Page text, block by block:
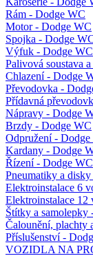
Rám - Dodge WC
Motor - Dodge WC
Spojka - Dodge
Výfuk - Dodge WC
Palivová soustava
Chlazení - Dodge
Převodovka -
Přídavná
Nápravy - Dodge
Brzdy - Dodge WC
Odpružení - Dodge
Kardany - Dodge
Řízení - Dodge WC
Pneumatiky a
Elektroinstalace 6
Elektroinstalace
Štítky a samolepky
Čalounění, plachty
Příslušenství -
VOZIDLA NA